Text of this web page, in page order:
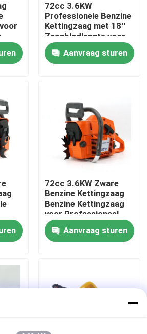
ons op
Chainsaw
72cc 3.6KW
Professionele Benzine
Kettingzaag met 18''
Zaagbladlengte voor
Zwaar Bosbouw- en
Agrarisch Werk
Aanvraag sturen
72cc 3.6KW Zware
Benzine Kettingzaag
Benzine Kettingzaag
voor Professioneel
Bosbouwwerk
Aanvraag sturen